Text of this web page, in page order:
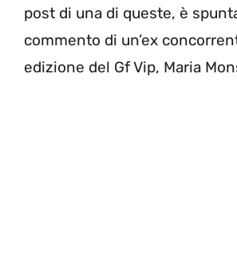
post di una di queste, è
commento di un’ex
edizione del Gf Vip, Maria